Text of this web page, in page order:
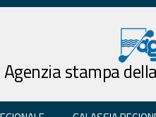
Agenzia stampa